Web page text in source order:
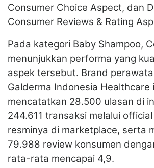
Consumer Choice Aspect, dan
Consumer Reviews & Rating
Pada kategori Baby Shampoo,
menunjukkan performa yang
aspek tersebut. Brand
Galderma Indonesia Healthcare
mencatatkan 28.500 ulasan di
244.611 transaksi melalui
resminya di marketplace, serta
79.988 review konsumen
rata-rata mencapai 4,9.